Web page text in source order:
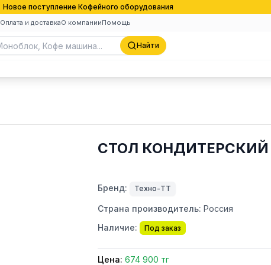
Новое поступление Кофейного оборудования
Оплата и доставкаО компанииПомощь
Найти
СТОЛ КОНДИТЕРСКИЙ
Бренд: Техно-ТТ
Страна производитель: Россия
Наличие:
Под заказ
Цена: 674 900 тг